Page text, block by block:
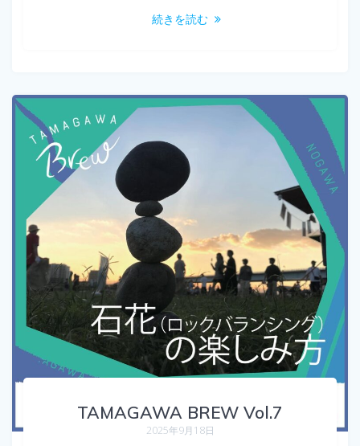
続きを読む
TAMAGAWA BREW Vol.7
2025年9月18日